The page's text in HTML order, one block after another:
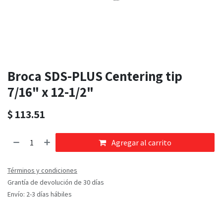
Broca SDS-PLUS Centering tip
7/16" x 12-1/2"
$ 113.51
Agregar al carrito
Términos y condiciones
Grantía de devolución de 30 días
Envío: 2-3 días hábiles